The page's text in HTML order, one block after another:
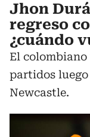
Jhon
regreso
¿cuándo
El
partidos
Newcastle.